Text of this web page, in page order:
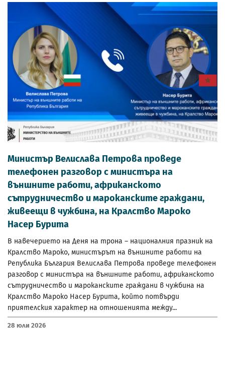
Министър Велислава Петрова проведе
телефонен разговор с министъра на
външните работи, африканското
сътрудничество и мароканските граждани,
живеещи в чужбина, на Кралство Мароко
Насер Бурита
В навечерието на Деня на трона – националния празник на
Кралство Мароко, министърът на външните работи на
Република България Велислава Петрова проведе телефонен
разговор с министъра на външните работи, африканското
сътрудничество и мароканските граждани в чужбина на
Кралство Мароко Насер Бурита, който потвърди
приятелския характер на отношенията между...
28 Юли 2026